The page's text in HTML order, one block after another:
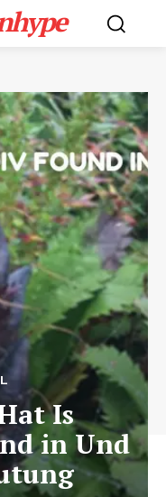
Is
in Und